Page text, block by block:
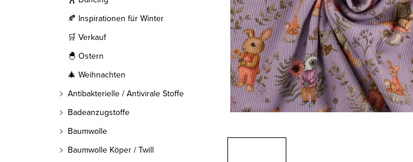
🍂 Inspirationen für Winter
🛒 Verkauf
🐣 Ostern
🎄 Weihnachten
Antibakterielle / Antivirale Stoffe
Badeanzugstoffe
Baumwolle
Baumwolle Köper / Twill